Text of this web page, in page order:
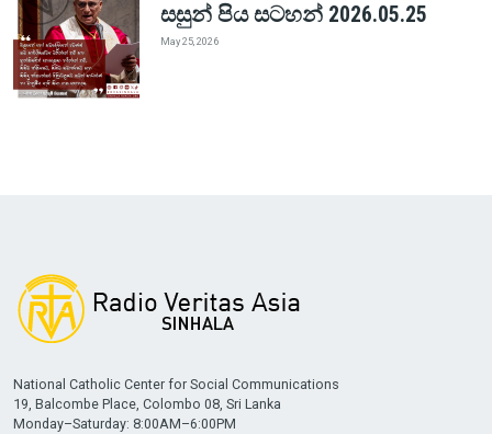
සසුන් පිය සටහන් 2026.05.25
May 25, 2026
National Catholic Center for Social Communications
19, Balcombe Place, Colombo 08, Sri Lanka
Monday–Saturday: 8:00AM–6:00PM